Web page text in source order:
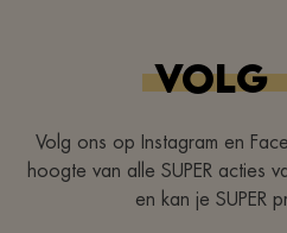
aangename
VOLG
Volg ons op Instagram en
hoogte van alle SUPER acties
en kan je SUPER